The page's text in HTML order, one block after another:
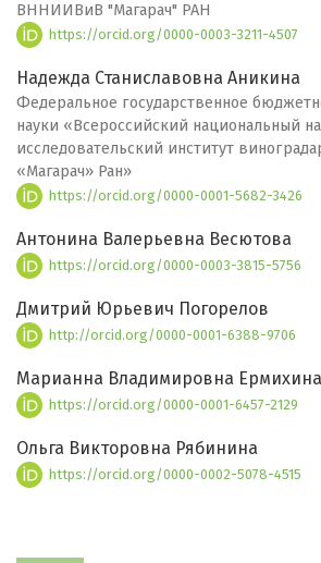
ВННИИВиВ "Магарач" РАН
https://orcid.org/0000-0003-3211-4507
Надежда Станиславовна Аникина
Федеральное государственное
науки «Всероссийский национальный
исследовательский институт
«Магарач» Ран»
https://orcid.org/0000-0001-5682-3426
Антонина Валерьевна Весютова
https://orcid.org/0000-0003-3815-5756
Дмитрий Юрьевич Погорелов
http://orcid.org/0000-0001-6388-9706
Марианна Владимировна Ермихина
https://orcid.org/0000-0001-6457-2129
Ольга Викторовна Рябинина
https://orcid.org/0000-0002-5078-4515